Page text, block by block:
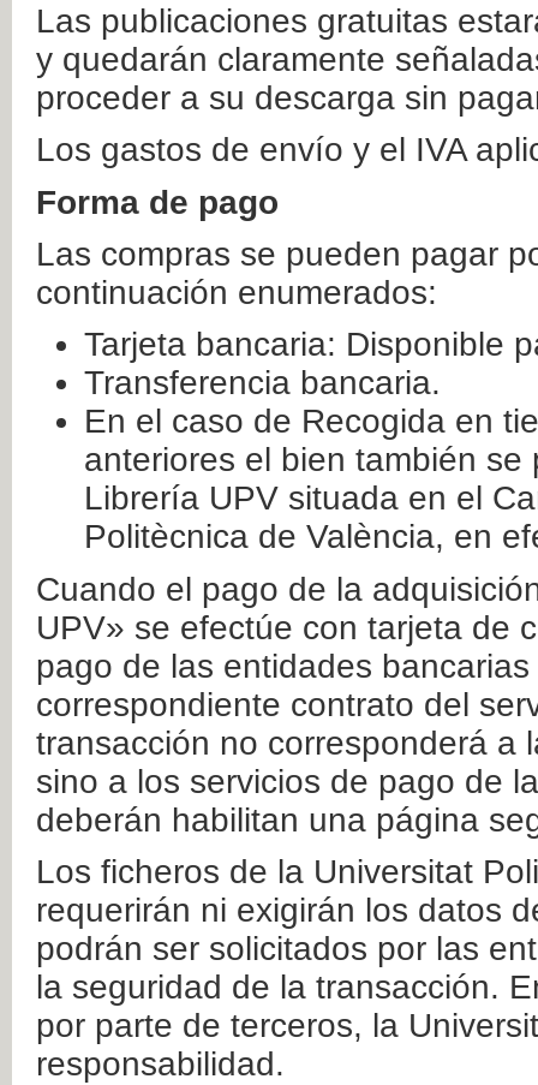
Las publicaciones gratuitas
y quedarán claramente
proceder a su descarga sin
Los gastos de envío y el IVA
Forma de pago
Las compras se pueden pagar
continuación enumerados:
Tarjeta bancaria: Disponible
Transferencia bancaria.
En el caso de Recogida en
anteriores el bien también
Librería UPV situada en el
Politècnica de València, en
Cuando el pago de la
UPV» se efectúe con tarjeta de
pago de las entidades
correspondiente contrato del
transacción no corresponderá a
sino a los servicios de pago de
deberán habilitan una página
Los ficheros de la Universitat
requerirán ni exigirán los datos
podrán ser solicitados por las
la seguridad de la transacción.
por parte de terceros, la
responsabilidad.